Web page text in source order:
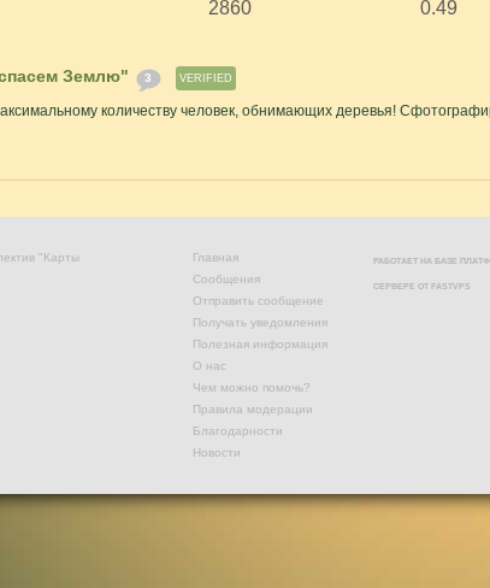
2860 0.49
Землю" 3 VERIFIED
количеству человек, обнимающих деревья!
"Карты
Главная
Сообщения
Отправить сообщение
Получать уведомления
Полезная информация
О нас
Чем можно помочь?
Правила модерации
Благодарности
Новости
РАБОТАЕТ НА БАЗЕ
СЕРВЕРЕ ОТ FASTVPS